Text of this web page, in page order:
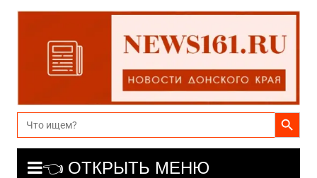
Перейти
содержимому
Search
for:
Search Button
👈 ОТКРЫТЬ МЕНЮ